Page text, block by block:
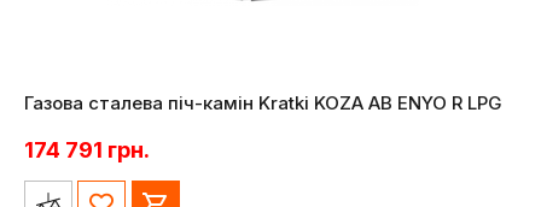
Газова сталева піч-камін Kratki KOZA AB ENYO R LPG
174 791 грн.